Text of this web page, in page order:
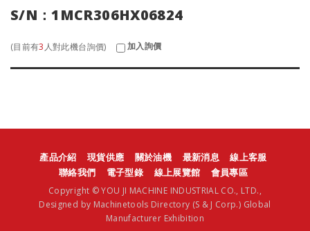
S/N：1MCR306HX06824
(目前有3 人對此機台詢價) 加入詢價
產品介紹 現貨供應 關於油機 最新消息
線上客服
聯絡我們
電子型錄 線上展覽館 會員專區
Copyright © YOU JI MACHINE INDUSTRIAL CO., LTD.,
Designed by Machinetools Directory (S & J Corp.) Global
Manufacturer Exhibition